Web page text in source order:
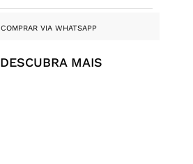
COMPRAR VIA WHATSAPP
DESCUBRA MAIS